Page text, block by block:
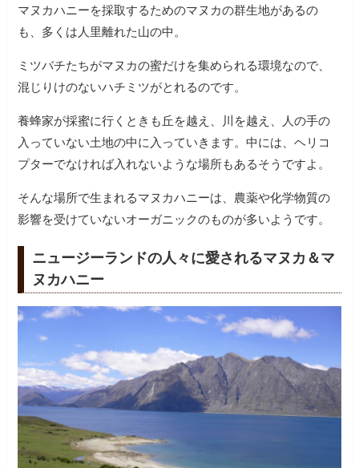
マヌカハニーを採取するためのマヌカの群生地があるの
も、多くは人里離れた山の中。
ミツバチたちがマヌカの蜜だけを集められる環境なので、
混じりけのないハチミツがとれるのです。
養蜂家が採蜜に行くときも丘を越え、川を越え、人の手の
入っていない土地の中に入っていきます。中には、ヘリコ
プターでなければ入れないような場所もあるそうですよ。
そんな場所で生まれるマヌカハニーは、農薬や化学物質の
影響を受けていないオーガニックのものが多いようです。
ニュージーランドの人々に愛されるマヌカ＆マ
ヌカハニー